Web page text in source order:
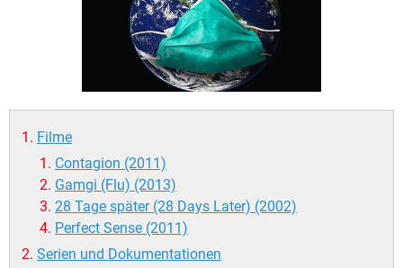
Filme
Contagion (2011)
Gamgi (Flu) (2013)
28 Tage später (28 Days Later) (2002)
Perfect Sense (2011)
Serien und Dokumentationen